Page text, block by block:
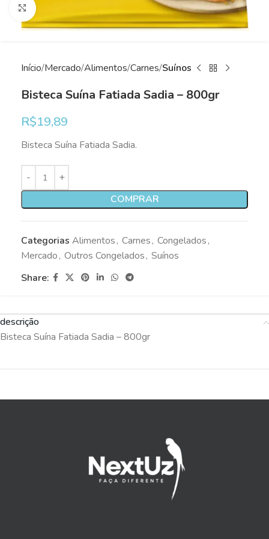
Clique para ampliar
Início Mercado Alimentos Carnes Suínos
Bisteca Suína Fatiada Sadia – 800gr
R$19,89
Bisteca Suína Fatiada Sadia.
COMPRAR
Categorias Alimentos, Carnes, Congelados,
Mercado, Outros Congelados, Suínos
Share:
descrição
Bisteca Suína Fatiada Sadia – 800gr